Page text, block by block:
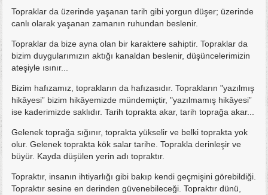
Topraklar da üzerinde yaşanan tarih gibi yorgun düşer; üzerinde
canlı olarak yaşanan zamanın ruhundan beslenir.
Topraklar da bize ayna olan bir karaktere sahiptir. Topraklar da
bizim duygularımızın aktığı kanaldan beslenir, düşüncelerimizin
ateşiyle ısınır...
Bizim hafızamız, toprakların da hafızasıdır. Toprakların "yazılmış
hikâyesi” bizim hikâyemizde mündemiçtir, "yazılmamış hikâyesi”
ise kaderimizde saklıdır. Tarih toprakta akar, tarih toprağa akar...
Gelenek toprağa sığınır, toprakta yükselir ve belki toprakta yok
olur. Gelenek toprakta kök salar tarihe. Toprakla derinleşir ve
büyür. Kayda düşülen yerin adı topraktır.
Topraktır, insanın ihtiyarlığı gibi bakıp kendi geçmişini görebildiği.
Topraktır sesine en derinden güvenebileceği. Topraktır dünü,